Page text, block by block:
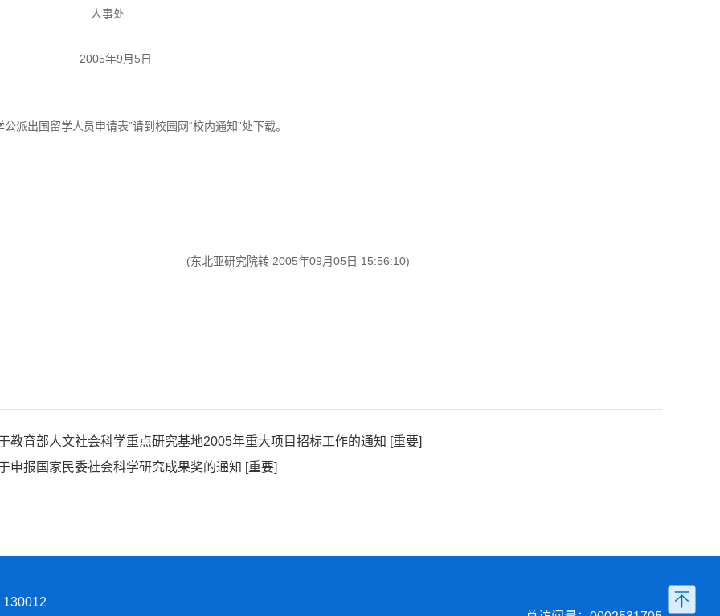
处
年9月5日
公派出国留学人员申请表”请到校园网“校内通知”处下载。
(东北亚研究院转 2005年09月05日 15:56:10)
教育部人文社会科学重点研究基地2005年重大项目招标工作的通知 [重要]
申报国家民委社会科学研究成果奖的通知 [重要]